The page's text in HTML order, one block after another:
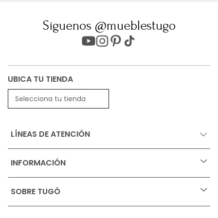
Síguenos @mueblestugo
UBICA TU TIENDA
Selecciona tu tienda
LÍNEAS DE ATENCIÓN
INFORMACIÓN +
Ofertas vigentes
Términos, condiciones y restricciones para productos
SOBRE TUGÓ +